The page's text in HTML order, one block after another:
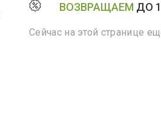
ВОЗВРАЩАЕМ ДО
Сейчас на этой странице